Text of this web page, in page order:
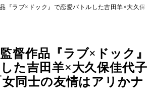
『ラブ×ドック』で恋愛バトルした吉田羊×大久
督作品『ラブ×ドック』
た吉田羊×大久保佳代子
同士の友情はアリかナ